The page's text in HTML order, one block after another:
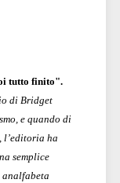
tutto finito".
di Bridget
e quando di
l’editoria ha
semplice